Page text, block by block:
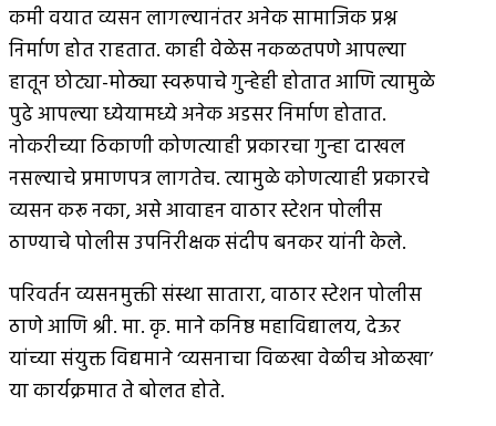
कमी वयात व्यसन लागल्यानंतर अनेक सामाजिक प्रश्न
निर्माण होत राहतात. काही वेळेस नकळतपणे आपल्या
हातून छोट्या-मोठ्या स्वरूपाचे गुन्हेही होतात आणि त्यामुळे
पुढे आपल्या ध्येयामध्ये अनेक अडसर निर्माण होतात.
नोकरीच्या ठिकाणी कोणत्याही प्रकारचा गुन्हा दाखल
नसल्याचे प्रमाणपत्र लागतेच. त्यामुळे कोणत्याही प्रकारचे
व्यसन करू नका, असे आवाहन वाठार स्टेशन पोलीस
ठाण्याचे पोलीस उपनिरीक्षक संदीप बनकर यांनी केले.
परिवर्तन व्यसनमुक्ती संस्था सातारा, वाठार स्टेशन पोलीस
ठाणे आणि श्री. मा. कृ. माने कनिष्ठ महाविद्यालय, देऊर
यांच्या संयुक्त विद्यमाने ‘व्यसनाचा विळखा वेळीच ओळखा’
या कार्यक्रमात ते बोलत होते.